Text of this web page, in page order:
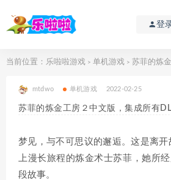
登
当前位置： 乐啦啦游戏 > 单机游戏 > 苏菲的炼金工
mtdwo 单机游戏 2022-02-25
苏菲的炼金工房２中文版，集成所有
梦见，与不可思议的邂逅。这是离开
上漫长旅程的炼金术士苏菲，她所
段故事。